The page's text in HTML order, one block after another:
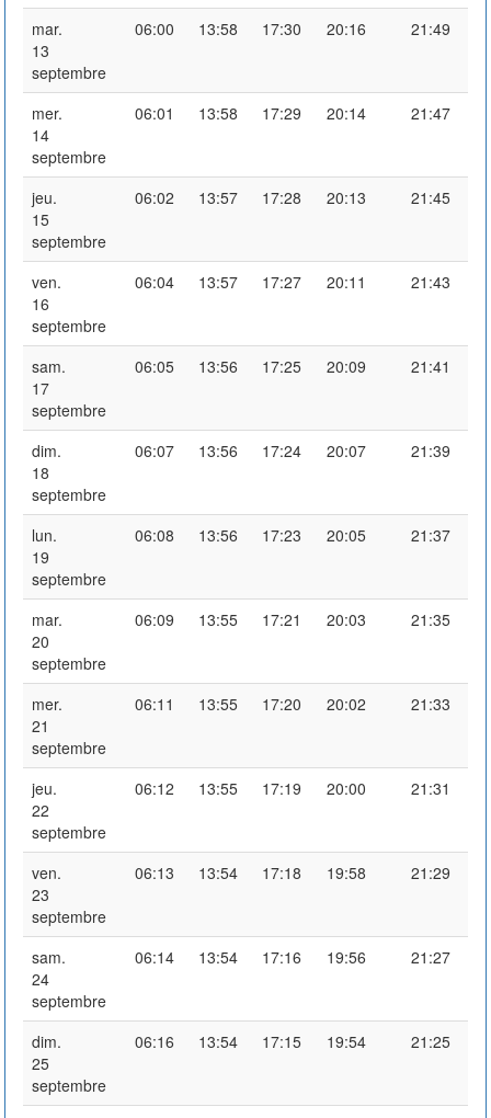
mar.
13
septembre
06:00 13:58 17:30 20:16 21:49
mer.
14
septembre
06:01 13:58 17:29 20:14 21:47
jeu.
15
septembre
06:02 13:57 17:28 20:13 21:45
ven.
16
septembre
06:04 13:57 17:27 20:11 21:43
sam.
17
septembre
06:05 13:56 17:25 20:09 21:41
dim.
18
septembre
06:07 13:56 17:24 20:07 21:39
lun.
19
septembre
06:08 13:56 17:23 20:05 21:37
mar.
20
septembre
06:09 13:55 17:21 20:03 21:35
mer.
21
septembre
06:11 13:55 17:20 20:02 21:33
jeu.
22
septembre
06:12 13:55 17:19 20:00 21:31
ven.
23
septembre
06:13 13:54 17:18 19:58 21:29
sam.
24
septembre
06:14 13:54 17:16 19:56 21:27
dim.
25
septembre
06:16 13:54 17:15 19:54 21:25